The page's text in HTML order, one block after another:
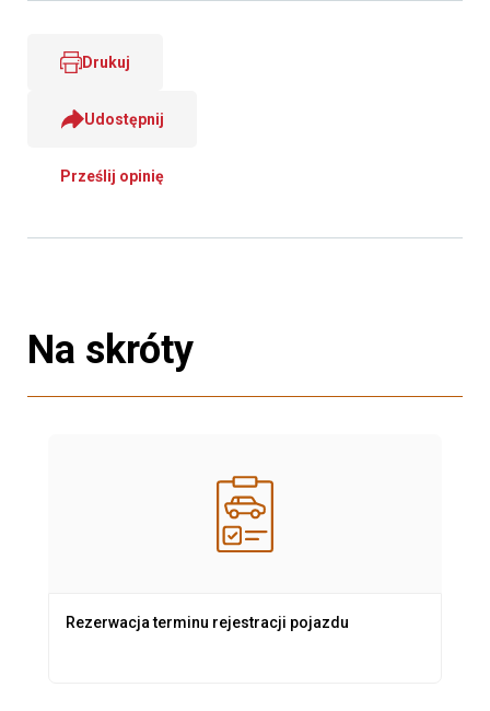
Drukuj
Udostępnij
Prześlij opinię
Na skróty
Rezerwacja terminu rejestracji pojazdu